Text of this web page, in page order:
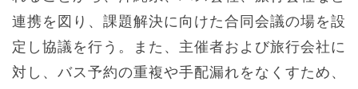
連携を図り、課題解決に向けた合同会議の場を設
定し協議を行う。また、主催者および旅行会社に
対し、バス予約の重複や手配漏れをなくすため、